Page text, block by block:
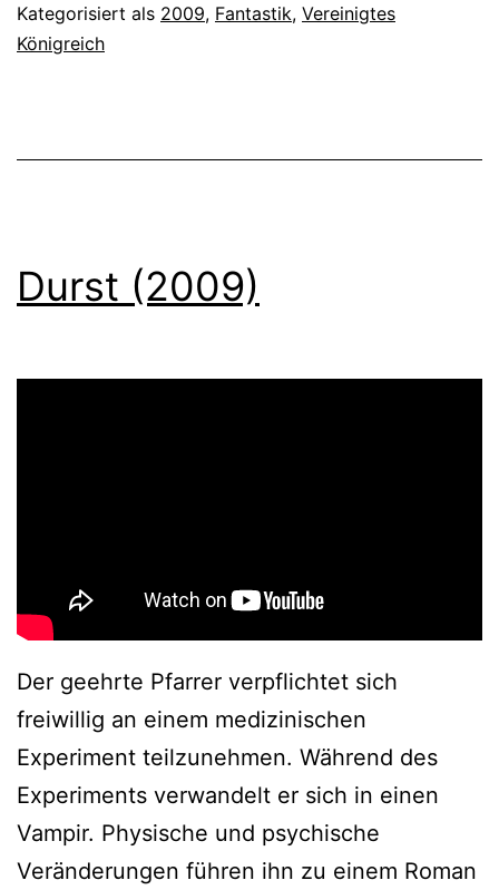
Kategorisiert als 2009, Fantastik, Vereinigtes
Königreich
Durst (2009)
Der geehrte Pfarrer verpflichtet sich
freiwillig an einem medizinischen
Experiment teilzunehmen. Während des
Experiments verwandelt er sich in einen
Vampir. Physische und psychische
Veränderungen führen ihn zu einem Roman